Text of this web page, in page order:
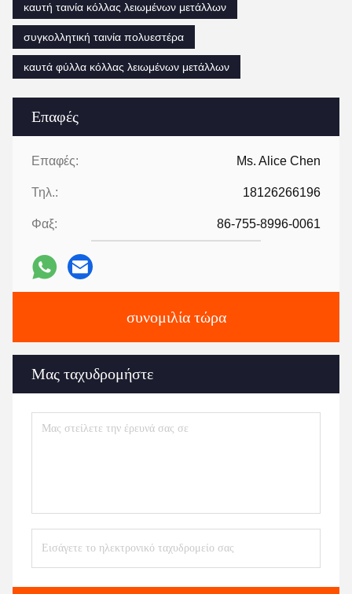
Επαφές
Επαφές: Ms. Alice Chen
Τηλ.: 18126266196
Φαξ: 86-755-8996-0061
συνομιλία τώρα
Μας ταχυδρομήστε
καυτή ταινία κόλλας λειωμένων μετάλλων
συγκολλητική ταινία πολυεστέρα
καυτά φύλλα κόλλας λειωμένων μετάλλων